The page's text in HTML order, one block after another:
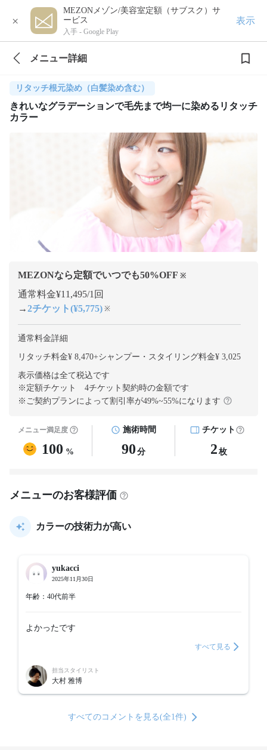
×
MEZONメゾン/美容室定額（サブスク）サ
ービス
入手 - Google Play
表示
メニュー詳細
リタッチ根元染め（白髪染め含む）
きれいなグラデーションで毛先まで均一に染めるリタッチ
カラー
MEZONなら定額でいつでも50%OFF ※
通常料金¥11,495/1回
→2チケット(¥5,775) ※
通常料金詳細
リタッチ料金¥ 8,470+シャンプー・スタイリング料金¥ 3,025
表示価格は全て税込です
※定額チケット 4チケット契約時の金額です
※ご契約プランによって割引率が49%~55%になります
メニュー満足度
100 %
施術時間
90 分
チケット
2 枚
メニューのお客様評価
カラーの技術力が高い
yukacci
2025年11月30日
年齢：40代前半
よかったです
すべて見る
担当スタイリスト
大村 雅博
すべてのコメントを見る(全1件)